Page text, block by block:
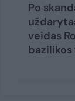
Po
veidas